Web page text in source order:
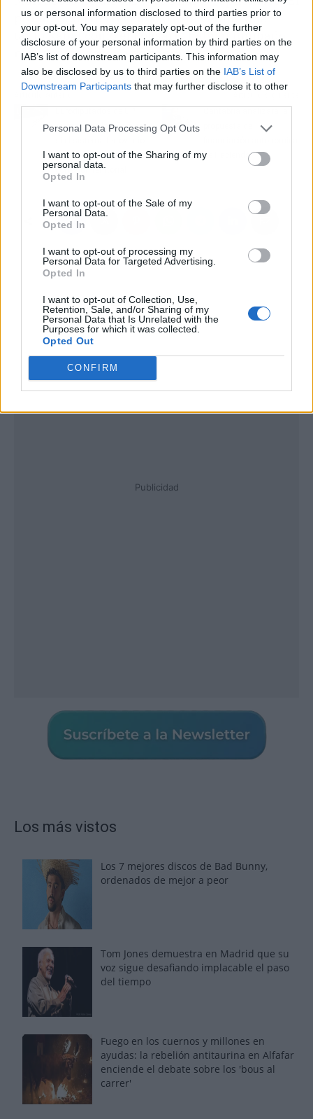
us or personal information disclosed to third parties prior to
your opt-out. You may separately opt-out of the further
disclosure of your personal information by third parties on the
IAB’s list of downstream participants. This information may
also be disclosed by us to third parties on the IAB’s List of
Downstream Participants that may further disclose it to other
Personal Data Processing Opt Outs
I want to opt-out of the Sharing of my
personal data.
Opted In
I want to opt-out of the Sale of my
Personal Data.
Opted In
I want to opt-out of processing my
Personal Data for Targeted Advertising.
Opted In
I want to opt-out of Collection, Use,
Retention, Sale, and/or Sharing of my
Personal Data that Is Unrelated with the
Purposes for which it was collected.
Opted Out
CONFIRM
propio Guterres reconoció este verano que
tanto Rabat como el Polisario habían tumbado
más de una decena de candidatos.
quieren que la UE valore
español fomenta la
cohesión territorial
de Hacienda
Publicidad
Los más vistos
Los 7 mejores discos de Bad Bunny,
ordenados de mejor a peor
Tom Jones demuestra en Madrid que su
voz sigue desafiando implacable el paso
del tiempo
Fuego en los cuernos y millones en
ayudas: la rebelión antitaurina en Alfafar
enciende el debate sobre los 'bous al
carrer'